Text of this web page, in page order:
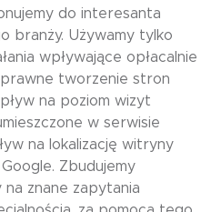
do interesanta
branży. Używamy tylko
wpływające opłacalnie
tworzenie stron
na poziom wizyt
w serwisie
na lokalizację witryny
Zbudujemy
znane zapytania